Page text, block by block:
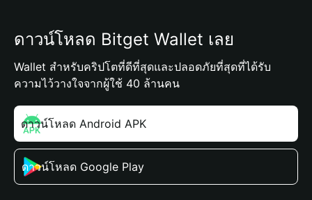
ดาวน์โหลด Bitget Wallet เลย
Wallet สำหรับคริปโตที่ดีที่สุดและปลอดภัยที่สุดที่ได้รับ
ความไว้วางใจจากผู้ใช้ 40 ล้านคน
ดาวน์โหลด Android APK
ดาวน์โหลด Google Play